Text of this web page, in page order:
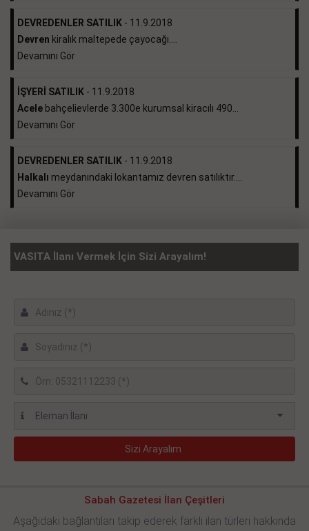
DEVREDENLER SATILIK - 11.9.2018
Devren kiralık maltepede çayocağı....
Devamını Gör
İŞYERİ SATILIK - 11.9.2018
Acele bahçelievlerde 3.300e kurumsal kiracılı 490...
Devamını Gör
DEVREDENLER SATILIK - 11.9.2018
Halkalı meydanındaki lokantamız devren satılıktır....
Devamını Gör
VASITA İlanı Vermek İçin Sizi Arayalım!
Sabah Gazetesi İlan Çeşitleri
Aşağıdaki bağlantıları takip ederek farklı ilan türleri hakkında